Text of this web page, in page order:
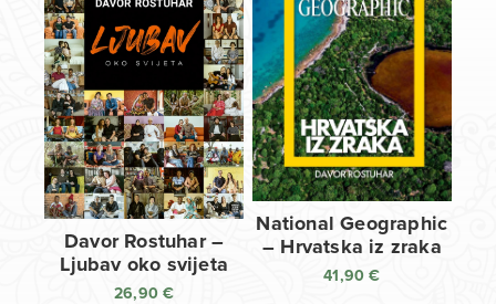
Davor Rostuhar –
Ljubav oko svijeta
26,90€
National Geographic
– Hrvatska iz zraka
41,90€